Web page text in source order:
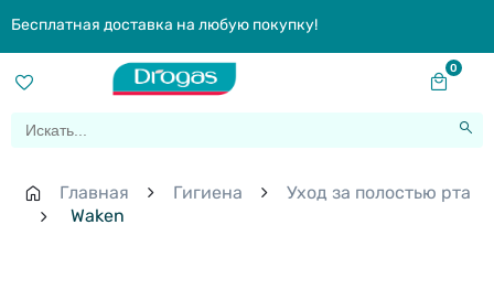
Бесплатная доставка на любую покупку!
0
Главная Гигиена
Уход за полостью рта
Waken